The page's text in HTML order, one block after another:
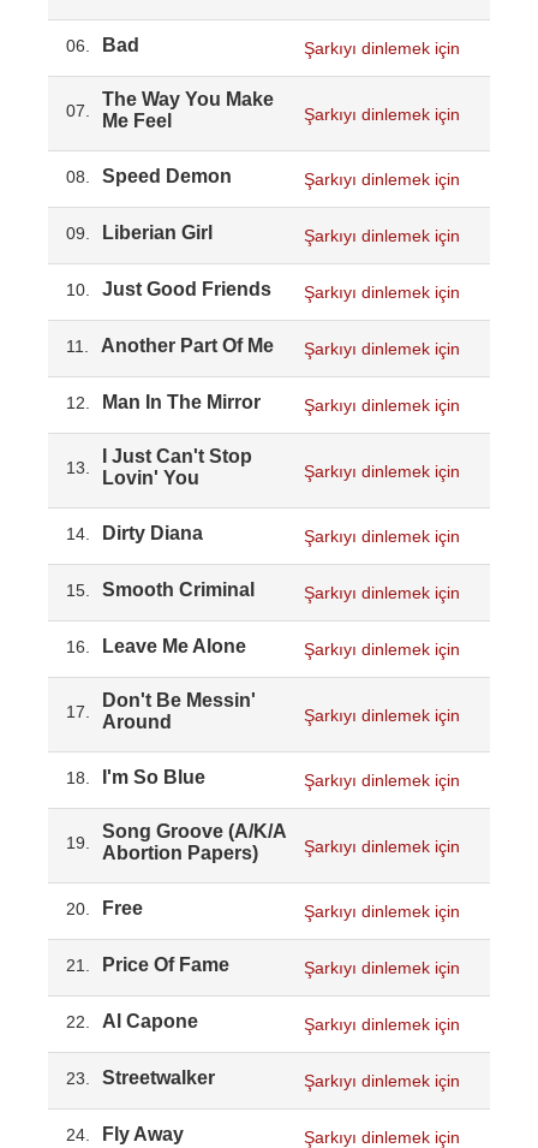
06. Bad Şarkıyı dinlemek için
07.
The Way You Make
Me Feel
Şarkıyı dinlemek için
08. Speed Demon Şarkıyı dinlemek için
09. Liberian Girl Şarkıyı dinlemek için
10. Just Good Friends Şarkıyı dinlemek için
11. Another Part Of Me Şarkıyı dinlemek için
12. Man In The Mirror Şarkıyı dinlemek için
13.
I Just Can't Stop
Lovin' You
Şarkıyı dinlemek için
14. Dirty Diana Şarkıyı dinlemek için
15. Smooth Criminal Şarkıyı dinlemek için
16. Leave Me Alone Şarkıyı dinlemek için
17.
Don't Be Messin'
Around
Şarkıyı dinlemek için
18. I'm So Blue Şarkıyı dinlemek için
19.
Song Groove (A/K/A
Abortion Papers)
Şarkıyı dinlemek için
20. Free Şarkıyı dinlemek için
21. Price Of Fame Şarkıyı dinlemek için
22. Al Capone Şarkıyı dinlemek için
23. Streetwalker Şarkıyı dinlemek için
24. Fly Away Şarkıyı dinlemek için